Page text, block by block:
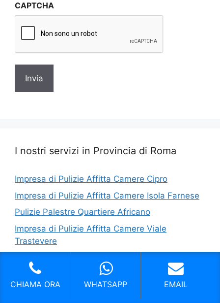
privacy
CAPTCHA
I nostri servizi in Provincia di Roma
Impresa di Pulizie Affitta Camere Cipro
Impresa di Pulizie Affitta Camere Isola Farnese
Pulizie Palestre Quartiere Africano
Impresa di Pulizie Affitta Camere Viale
Trastevere
Sanificazioni Roma Centro
Impresa di pulizie case vacanze Porta Portese
Impresa di Pulizie Affitta Camere Basilica Di San
CHIAMA ORA WHATSAPP EMAIL